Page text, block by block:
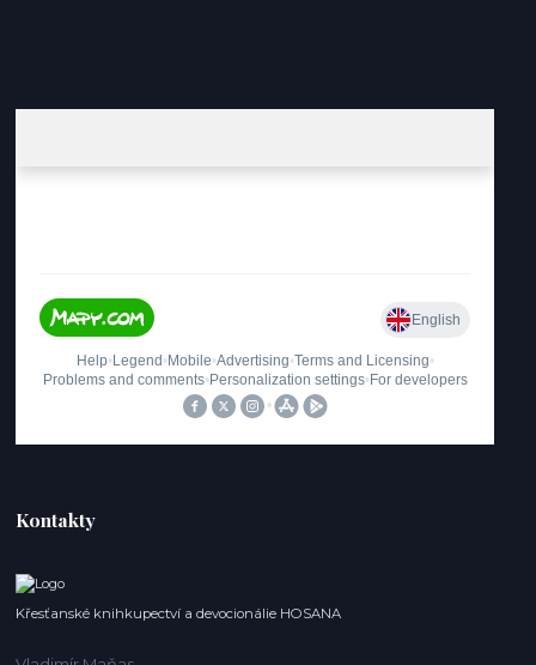
Kontakty
Křesťanské knihkupectví a devocionálie HOSANA